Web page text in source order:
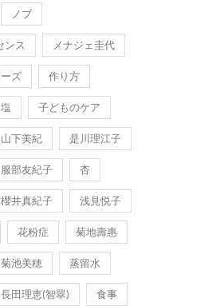
ノブ
ンス メナジェ圭代
ズ 作り方
塩 子どものケア
山下美紀 是川理江子
服部友紀子 杏
櫻井真紀子 浅見悦子
花粉症 菊地壽惠
菊池美穂 蒸留水
長田理恵(智翠) 食事